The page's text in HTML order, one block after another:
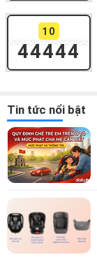
10
44444
Tin tức nổi bật